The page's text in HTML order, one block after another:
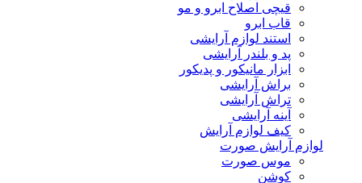
قیچی اصلاح ابرو و مو
قاب ابرو
استند لوازم آرایشی
پد و بلندر آرایشی
ابزار مانیکور و پدیکور
براش آرایشی
تراش آرایشی
آینه آرایشی
کیف لوازم آرایش
لوازم آرایش صورت
موس صورت
کوشن